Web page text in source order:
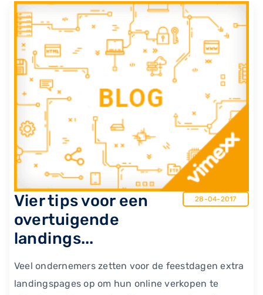
Vier tips voor een
overtuigende
landings...
28-04-2017
Veel ondernemers zetten voor de feestdagen extra
landingspages op om hun online verkopen te